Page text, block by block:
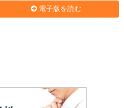
電子版を読む